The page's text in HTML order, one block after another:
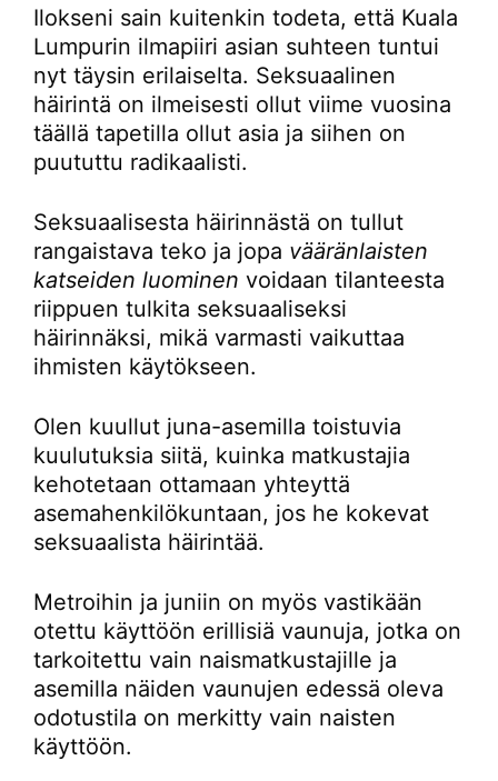
Ilokseni sain kuitenkin todeta, että Kuala
Lumpurin ilmapiiri asian suhteen tuntui
nyt täysin erilaiselta. Seksuaalinen
häirintä on ilmeisesti ollut viime vuosina
täällä tapetilla ollut asia ja siihen on
puututtu radikaalisti.
Seksuaalisesta häirinnästä on tullut
rangaistava teko ja jopa vääränlaisten
katseiden luominen voidaan tilanteesta
riippuen tulkita seksuaaliseksi
häirinnäksi, mikä varmasti vaikuttaa
ihmisten käytökseen.
Olen kuullut juna-asemilla toistuvia
kuulutuksia siitä, kuinka matkustajia
kehotetaan ottamaan yhteyttä
asemahenkilökuntaan, jos he kokevat
seksuaalista häirintää.
Metroihin ja juniin on myös vastikään
otettu käyttöön erillisiä vaunuja, jotka on
tarkoitettu vain naismatkustajille ja
asemilla näiden vaunujen edessä oleva
odotustila on merkitty vain naisten
käyttöön.